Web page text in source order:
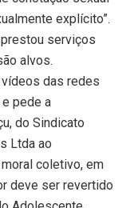
explícito”.
serviços
alvos.
das redes
pede a
do Sindicato
Ltda ao
coletivo, em
deve ser revertido